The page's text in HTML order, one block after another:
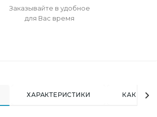
Заказывайте в удобное
для Вас время
ХАРАКТЕРИСТИКИ КАК